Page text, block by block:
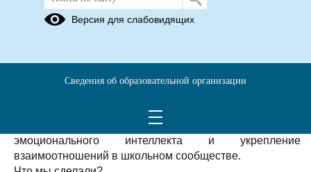
Неделя психологии
Неделя психологии
С 17 по 24 ноября в нашей школе прошла
насыщенное событие, нацеленное на создание
благоприятного психологического климата, развитие
эмоционального интеллекта и укрепление
взаимоотношений в школьном сообществе.
Версия для слабовидящих
Сведения об образовательной организации